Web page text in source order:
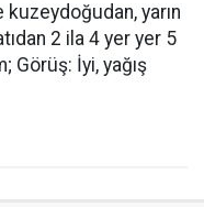
kuzeydoğudan, yarın
2 ila 4 yer yer 5
Görüş: İyi, yağış